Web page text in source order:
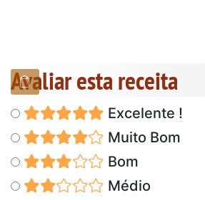
Avaliar esta receita
Excelente !
Muito Bom
Bom
Médio